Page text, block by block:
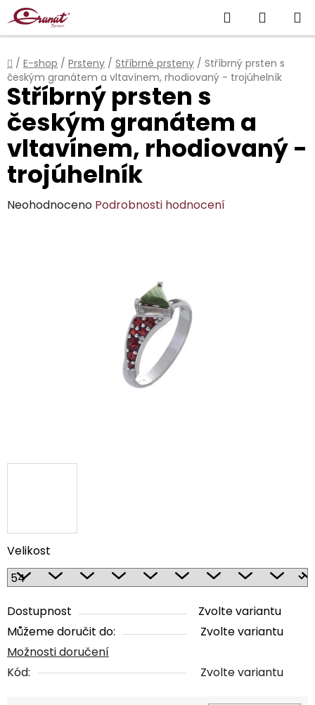
Přejít
na
obsah
Hledat
KOŠÍK
Domů
/ E-shop / Prsteny / Stříbrné prsteny / Stříbrný prsten s
českým granátem a vltavínem, rhodiovaný - trojúhelník
Velikost
Dostupnost
Zvolte variantu
Můžeme doručit do:
Zvolte variantu
Možnosti doručení
Kód:
Zvolte variantu
Stříbrný prsten s
českým granátem a
vltavínem, rhodiovaný -
trojúhelník
Průměrné
Neohodnoceno Podrobnosti hodnocení